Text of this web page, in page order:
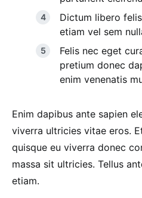
Dictum libero
etiam vel sem
Felis nec eget
pretium donec
enim venenatis
Enim dapibus ante sapien
viverra ultricies vitae eros.
quisque eu viverra donec
massa sit ultricies. Tellus
etiam.